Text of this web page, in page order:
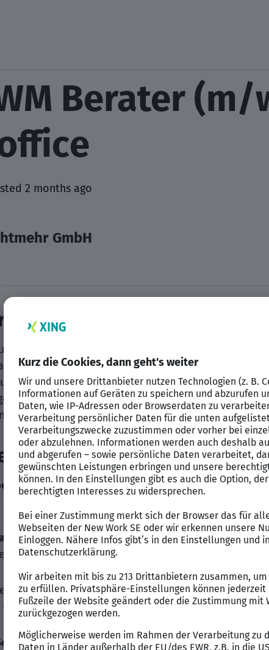
Berater
2 months ago
GmbH
Team! Für unseren renommierten
SAP EWM Berater(m/w/d). In diesem
und innovative Projekte im SAP
und nachhaltige Projekte voranzutreiben und
dem Teamarbeit und zusammen Aufgaben
Sie in diesem SAP Job
Bringen Sie Ihr Wissen in SAP EWM-Projekten
in für den Fachbereich.
Analysieren Sie die Anforderungen des
Sie neue SAP EWM-Anwendungen, die Sie
Sie die Fachabteilungen Warehouse
übernehmen Sie bei Eignung die fachliche
Unterstützen Sie im SAP EWM-Support,